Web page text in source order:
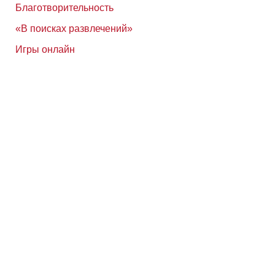
Благотворительность
«В поисках развлечений»
Игры онлайн